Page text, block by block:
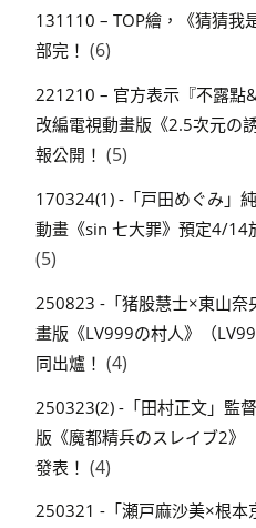
131110 – TOP繪，《猜猜我
部完！ (6)
221210 – 官方表示『不露點
改編電視動畫版《2.5次元の
報公開！ (5)
170324(1) -「戸田めぐみ」
動畫《sin 七大罪》預定4/14
(5)
250823 -「猪股慧士×東山奈
畫版《LV999の村人》（
同出爐！ (4)
250323(2) -「田村正文」監
版《魔都精兵のスレイブ2》
發表！ (4)
250321 -「瀬戸麻沙美×根本